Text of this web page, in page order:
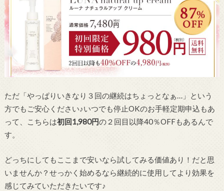
ただ「やっぱりいきなり３回の継続はちょっとなぁ…」という
方でもご安心ください♪いつでも停止OKのお手軽定期申込もあ
って、こちらは初回1,980円の２回目以降40％OFFもあるんで
す。
どっちにしてもここまで安いなら試してみる価値あり！だと思
いませんか？せっかく始めるなら継続的に使用してより効果を
感じてみていただきたいです♪